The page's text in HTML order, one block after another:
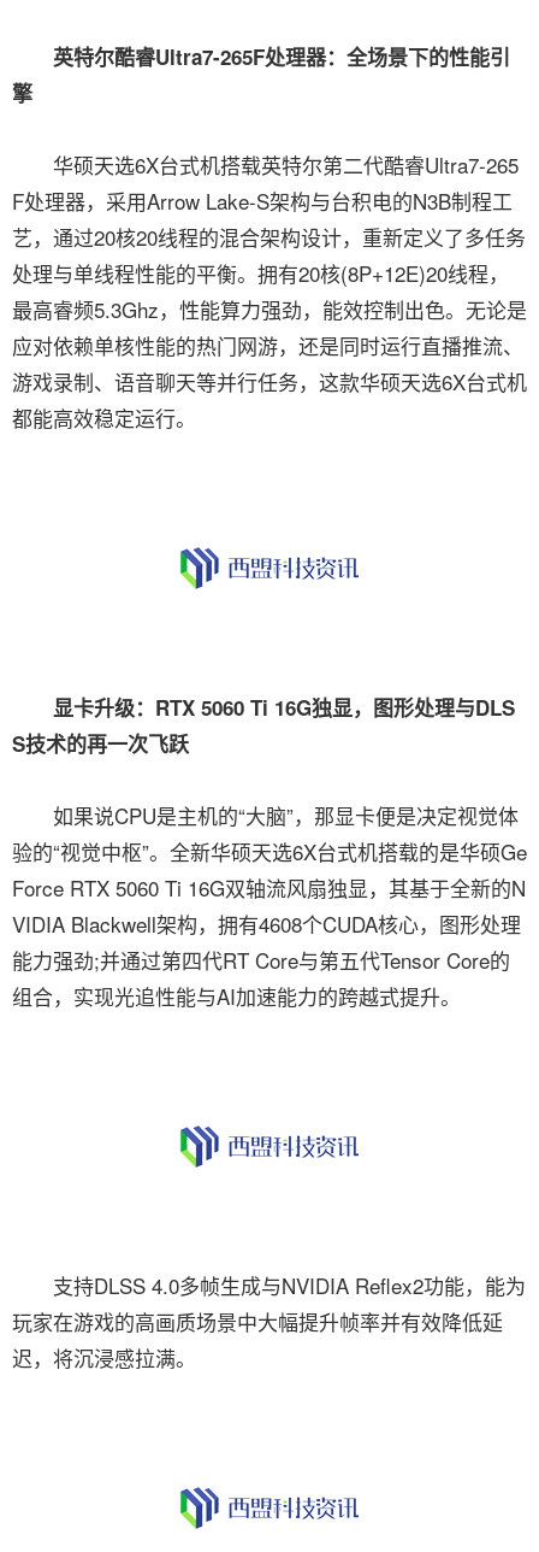
英特尔酷睿Ultra7-265F处理器：全场景下的性能引
擎
华硕天选6X台式机搭载英特尔第二代酷睿Ultra7-265
F处理器，采用Arrow Lake-S架构与台积电的N3B制程工
艺，通过20核20线程的混合架构设计，重新定义了多任务
处理与单线程性能的平衡。拥有20核(8P+12E)20线程，
最高睿频5.3Ghz，性能算力强劲，能效控制出色。无论是
应对依赖单核性能的热门网游，还是同时运行直播推流、
游戏录制、语音聊天等并行任务，这款华硕天选6X台式机
都能高效稳定运行。
显卡升级：RTX 5060 Ti 16G独显，图形处理与DLS
S技术的再一次飞跃
如果说CPU是主机的“大脑”，那显卡便是决定视觉体
验的“视觉中枢”。全新华硕天选6X台式机搭载的是华硕Ge
Force RTX 5060 Ti 16G双轴流风扇独显，其基于全新的N
VIDIA Blackwell架构，拥有4608个CUDA核心，图形处理
能力强劲;并通过第四代RT Core与第五代Tensor Core的
组合，实现光追性能与AI加速能力的跨越式提升。
支持DLSS 4.0多帧生成与NVIDIA Reflex2功能，能为
玩家在游戏的高画质场景中大幅提升帧率并有效降低延
迟，将沉浸感拉满。